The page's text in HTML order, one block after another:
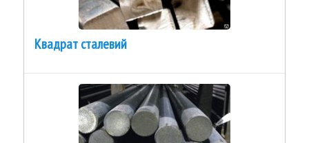
Квадрат сталевий